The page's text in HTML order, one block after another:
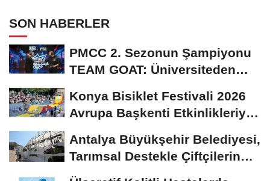
SON HABERLER
PMCC 2. Sezonun Şampiyonu
TEAM GOAT: Üniversiteden
Konya Bisiklet Festivali 2026
Avrupa Başkenti Etkinlikleriyle
Antalya Büyükşehir Belediyesi,
Tarımsal Destekle Çiftçilerin
Yanında:...